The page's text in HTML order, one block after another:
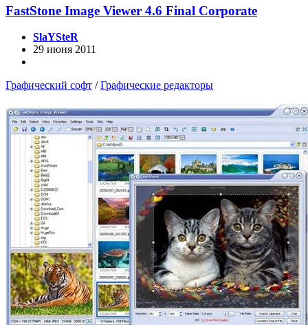
FastStone Image Viewer 4.6 Final Corporate
SlaYSteR
29 июня 2011
Графический софт /Графические редакторы